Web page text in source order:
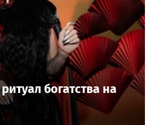
сайтов
Life24.proи
певцах,
разговоры и
жанрах, VIP-скандалы
Тайны светской жизни
шоу-бизнеса сегодня
и не только...
по
теме
в любом
мгновенно — здесь